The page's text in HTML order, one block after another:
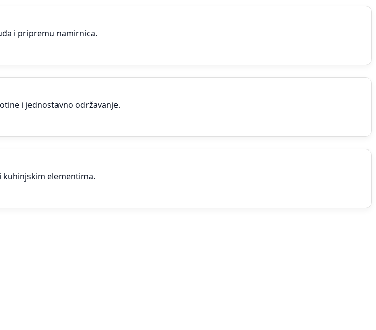
i pripremu namirnica.
i jednostavno održavanje.
elementima.